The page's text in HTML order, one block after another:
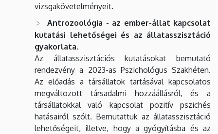
vizsgakövetelményeit.
Antrozoológia - az ember-állat kapcsolat
kutatási lehetőségei és az állatasszisztáció
gyakorlata.
Az állatasszisztációs kutatásokat bemutató
rendezvény a 2023-as Pszichológus Szakhéten.
Az előadás a társállatok tartásával kapcsolatos
megváltozott társadalmi hozzáállásról, és a
társállatokkal való kapcsolat pozitív pszichés
hatásairól szólt. Bemutattuk az állatasszisztáció
lehetőségeit, illetve, hogy a gyógyításba és az